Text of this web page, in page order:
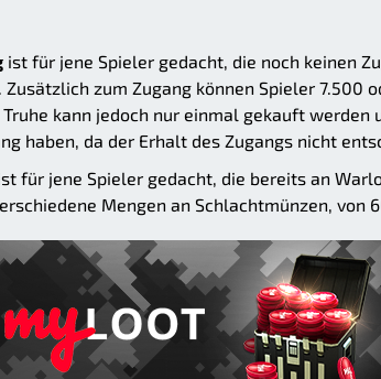
ist für jene Spieler gedacht, die noch keinen
zum Zugang können Spieler 7.500
kann jedoch nur einmal gekauft werden
haben, da der Erhalt des Zugangs nicht
für jene Spieler gedacht, die bereits an
Mengen an Schlachtmünzen, von